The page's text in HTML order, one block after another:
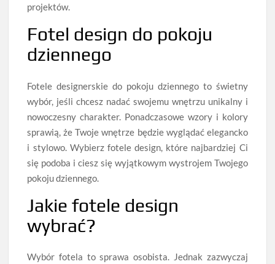
projektów.
Fotel design do pokoju
dziennego
Fotele designerskie do pokoju dziennego to świetny
wybór, jeśli chcesz nadać swojemu wnętrzu unikalny i
nowoczesny charakter. Ponadczasowe wzory i kolory
sprawią, że Twoje wnętrze będzie wyglądać elegancko
i stylowo. Wybierz fotele design, które najbardziej Ci
się podoba i ciesz się wyjątkowym wystrojem Twojego
pokoju dziennego.
Jakie fotele design
wybrać?
Wybór fotela to sprawa osobista. Jednak zazwyczaj